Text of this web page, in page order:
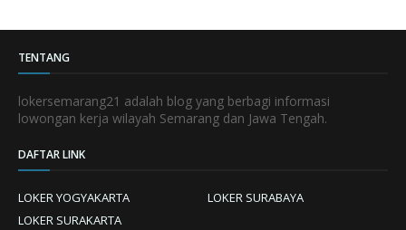
TENTANG
lokersemarang21 adalah blog yang berbagi informasi
lowongan kerja wilayah Semarang dan Jawa Tengah.
DAFTAR LINK
LOKER YOGYAKARTA
LOKER SURABAYA
LOKER SURAKARTA